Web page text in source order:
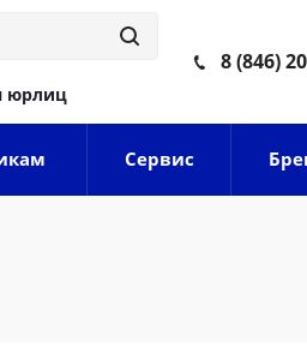
юрлиц
8 (846)
Сервис